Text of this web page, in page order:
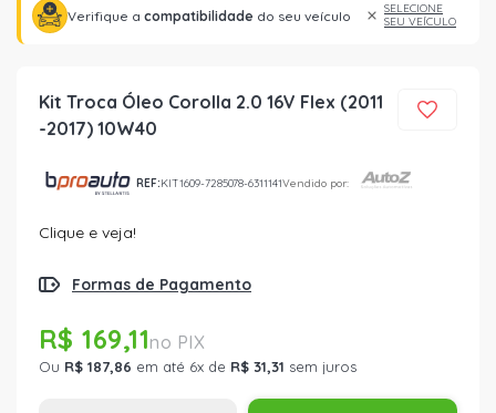
Verifique a compatibilidade do seu veículo
SELECIONE
SEU VEÍCULO
Kit Troca Óleo Corolla 2.0 16V Flex (2011
-2017) 10W40
REF:KIT1609-7285078-6311141Vendido por:
Clique e veja!
Formas de Pagamento
R$ 169,11
Ou R$ 187,86 em até 6x de R$ 31,31 sem juros